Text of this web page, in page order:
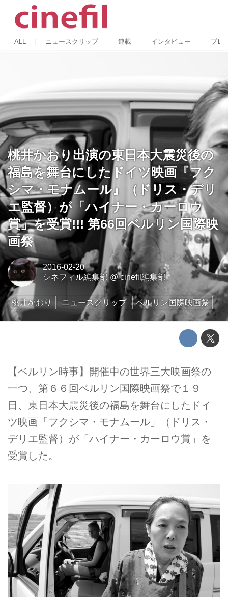
ALL ニュースクリップ 連載 インタビュー プレ
桃井かおり出演の東日本大震災後の
福島を舞台にしたドイツ映画『フク
シマ・モナムール』（ドリス・デリ
エ監督）が「ハイナー・カーロウ
賞」を受賞!!! 第66回ベルリン国際映
画祭
2016-02-20
シネフィル編集部 @cinefil編集部
桃井かおり ニュースクリップ ベルリン国際映画祭
【ベルリン時事】開催中の世界三大映画祭の
一つ、第６６回ベルリン国際映画祭で１９
日、東日本大震災後の福島を舞台にしたドイ
ツ映画「フクシマ・モナムール」（ドリス・
デリエ監督）が「ハイナー・カーロウ賞」を
受賞した。